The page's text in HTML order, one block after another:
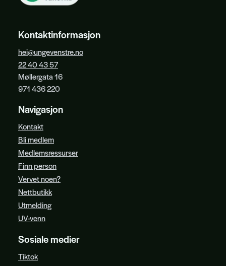
Kontaktinformasjon
hei@ungevenstre.no
22 40 43 57
Møllergata 16
971 436 220
Navigasjon
Kontakt
Bli medlem
Medlemsressurser
Finn person
Vervet noen?
Nettbutikk
Utmelding
UV-venn
Sosiale medier
Tiktok